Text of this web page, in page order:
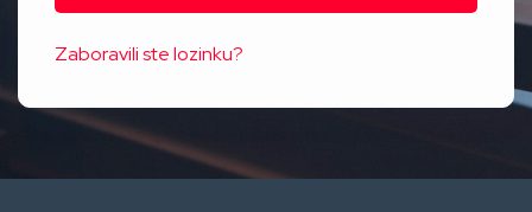
Zaboravili ste lozinku?